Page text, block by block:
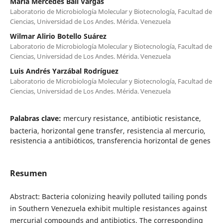
Laboratorio de Microbiología Molecular y Biotecnología, Facultad de
Ciencias, Universidad de Los Andes. Mérida. Venezuela
Wilmar Alirio Botello Suárez
Laboratorio de Microbiología Molecular y Biotecnología, Facultad de
Ciencias, Universidad de Los Andes. Mérida. Venezuela
Luis Andrés Yarzábal Rodríguez
Laboratorio de Microbiología Molecular y Biotecnología, Facultad de
Ciencias, Universidad de Los Andes. Mérida. Venezuela
Palabras clave: mercury resistance, antibiotic resistance,
bacteria, horizontal gene transfer, resistencia al mercurio,
resistencia a antibióticos, transferencia horizontal de genes
Resumen
Abstract: Bacteria colonizing heavily polluted tailing ponds
in Southern Venezuela exhibit multiple resistances against
mercurial compounds and antibiotics. The corresponding